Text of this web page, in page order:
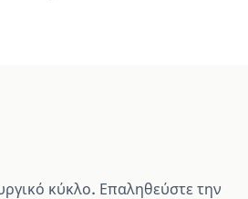
κύκλο. Επαληθεύστε την